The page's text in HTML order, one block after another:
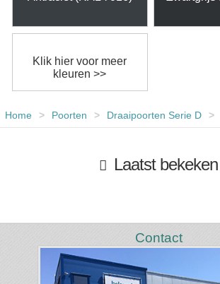
Klik hier voor meer
kleuren >>
Home > Poorten > Draaipoorten Serie D >
Laatst bekeken
Contact